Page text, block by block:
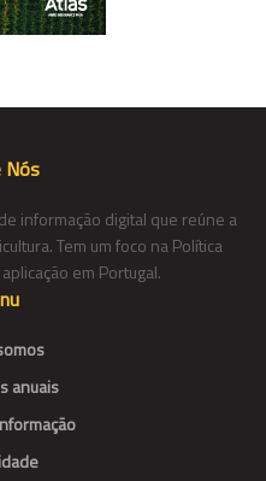
Nós
informação digital que reúne a
Tem um foco na Política
em Portugal.
anuais